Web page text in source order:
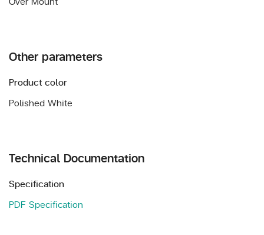
Other parameters
Product color
Polished White
Technical Documentation
Specification
PDF Specification